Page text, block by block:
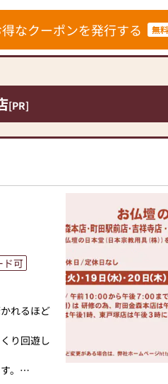
す。
り添い、
越しくだ
けます。
得なクーポンを発行する 無料
[PR]
ド可
れるほど
り回遊し
。